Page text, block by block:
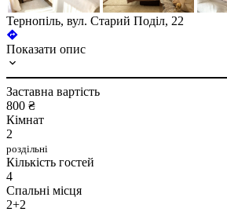
Тернопіль, вул. Старий Поділ, 22
Показати опис
Заставна вартість
800 ₴
Кімнат
2
роздільні
Кількість гостей
4
Спальні місця
2+2